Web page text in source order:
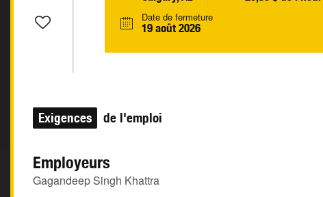
Date de fermeture
19 août 2026
Exigences de l'emploi
Employeurs
Gagandeep Singh Khattra